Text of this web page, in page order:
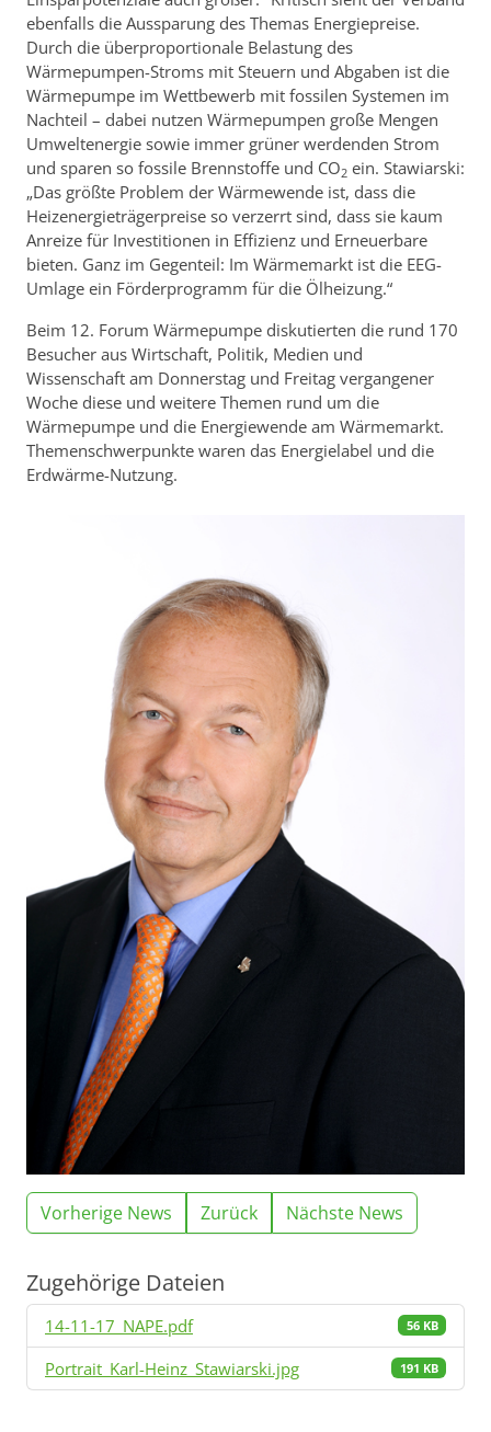
ebenfalls die Aussparung des Themas Energiepreise.
Durch die überproportionale Belastung des
Wärmepumpen-Stroms mit Steuern und Abgaben ist die
Wärmepumpe im Wettbewerb mit fossilen Systemen im
Nachteil – dabei nutzen Wärmepumpen große Mengen
Umweltenergie sowie immer grüner werdenden Strom
und sparen so fossile Brennstoffe und CO2 ein. Stawiarski:
„Das größte Problem der Wärmewende ist, dass die
Heizenergieträgerpreise so verzerrt sind, dass sie kaum
Anreize für Investitionen in Effizienz und Erneuerbare
bieten. Ganz im Gegenteil: Im Wärmemarkt ist die EEG-
Umlage ein Förderprogramm für die Ölheizung.“
Beim 12. Forum Wärmepumpe diskutierten die rund 170
Besucher aus Wirtschaft, Politik, Medien und
Wissenschaft am Donnerstag und Freitag vergangener
Woche diese und weitere Themen rund um die
Wärmepumpe und die Energiewende am Wärmemarkt.
Themenschwerpunkte waren das Energielabel und die
Erdwärme-Nutzung.
Vorherige News Zurück Nächste News
Zugehörige Dateien
14-11-17_NAPE.pdf 56 KB
Portrait_Karl-Heinz_Stawiarski.jpg 191 KB